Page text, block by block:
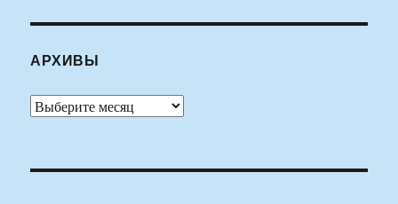
АРХИВЫ
Архивы